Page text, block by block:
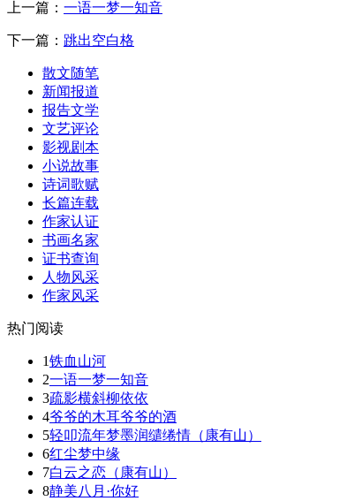
上一篇： 一语一梦一知音
下一篇： 跳出空白格
散文随笔
新闻报道
报告文学
文艺评论
影视剧本
小说故事
诗词歌赋
长篇连载
作家认证
书画名家
证书查询
人物风采
作家风采
热门阅读
1铁血山河
2一语一梦一知音
3疏影横斜柳依依
4爷爷的木耳爷爷的酒
5轻叩流年梦墨润缱绻情（康有山）
6红尘梦中缘
7白云之恋（康有山）
8静美八月·你好